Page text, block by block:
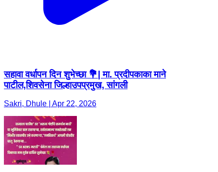
सहावा वर्धापन दिन शुभेच्छा 💐| मा. प्रदीपकाका माने
पाटील,शिवसेना जिल्हाउपप्रमुख, सांगली
Sakri, Dhule | Apr 22, 2026